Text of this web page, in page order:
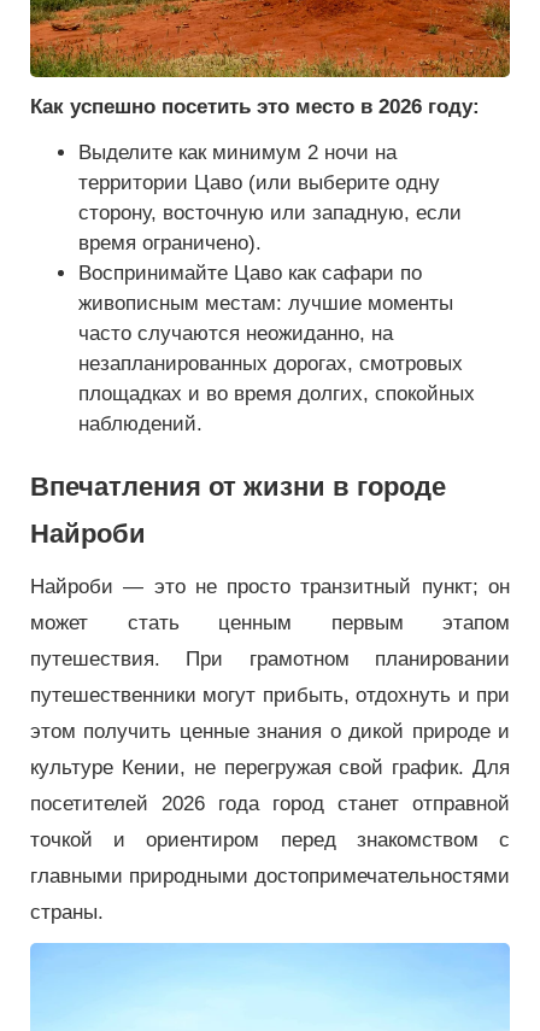
Как успешно посетить это место в 2026 году:
Выделите как минимум 2 ночи на
территории Цаво (или выберите одну
сторону, восточную или западную, если
время ограничено).
Воспринимайте Цаво как сафари по
живописным местам: лучшие моменты
часто случаются неожиданно, на
незапланированных дорогах, смотровых
площадках и во время долгих, спокойных
наблюдений.
Впечатления от жизни в городе
Найроби
Найроби — это не просто транзитный пункт; он
может стать ценным первым этапом
путешествия. При грамотном планировании
путешественники могут прибыть, отдохнуть и при
этом получить ценные знания о дикой природе и
культуре Кении, не перегружая свой график. Для
посетителей 2026 года город станет отправной
точкой и ориентиром перед знакомством с
главными природными достопримечательностями
страны.